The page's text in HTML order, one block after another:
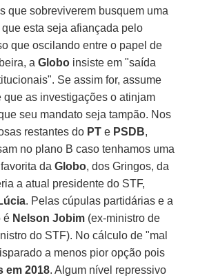
que sobreviverem busquem uma
esta seja afiançada pelo
que oscilando entre o papel de
aGlobo insiste em "saída
Se assim for, assume
que as investigações o atinjam
seu mandato seja tampão. Nos
restantes do PT e PSDB,
no plano B caso tenhamos uma
favorita daGlobo, dos Gringos, da
a atual presidente do STF,
. Pelas cúpulas partidárias e a
é Nelson Jobim (ex-ministro de
do STF). No cálculo de "mal
a menos pior opção pois
em 2018. Algum nível repressivo